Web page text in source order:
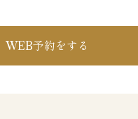
WEB予約をする